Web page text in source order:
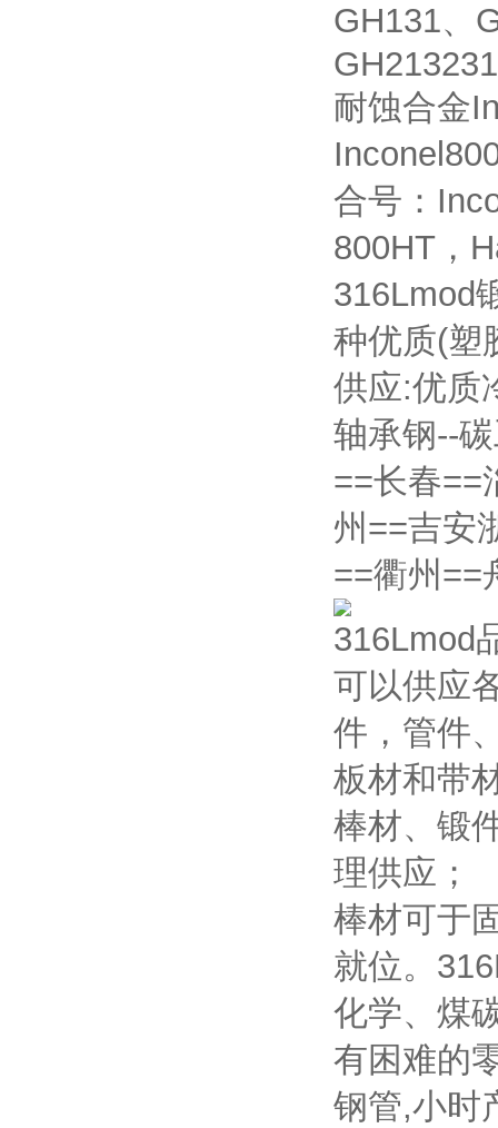
GH131、
耐蚀合金
合号：
800HT，
316Lmod
种优质(塑
供应:优质
轴承钢--
==长春==
州==吉安
==衢州==
316Lmod
可以供应
件，管件
板材和带
棒材、锻
理供应；
棒材可于
就位。
化学、煤
有困难的
钢管,小时